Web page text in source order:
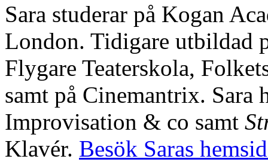
Sara studerar på Kogan
London. Tidigare utbildad
Flygare Teaterskola,
samt på Cinemantrix.
Improvisation & co samt
Klavér. Besök Saras